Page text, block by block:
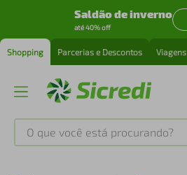
Saldão de inverno
até 40% off
Shopping Parcerias e Descontos Viagens
O que você está procurando?